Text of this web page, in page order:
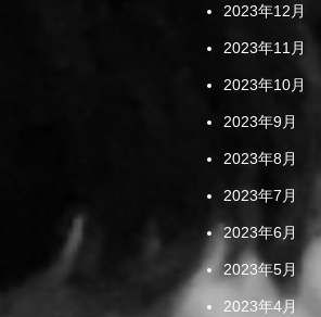
2023年12月
2023年11月
2023年10月
2023年9月
2023年8月
2023年7月
2023年6月
2023年5月
2023年4月